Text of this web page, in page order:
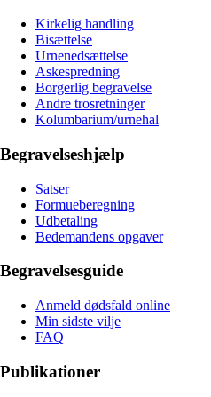
Kirkelig handling
Bisættelse
Urnenedsættelse
Askespredning
Borgerlig begravelse
Andre trosretninger
Kolumbarium/urnehal
Begravelseshjælp
Satser
Formueberegning
Udbetaling
Bedemandens opgaver
Begravelsesguide
Anmeld dødsfald online
Min sidste vilje
FAQ
Publikationer